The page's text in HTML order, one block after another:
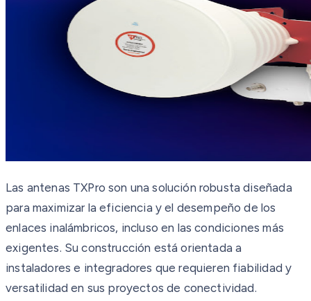
Las antenas TXPro son una solución robusta diseñada
para maximizar la eficiencia y el desempeño de los
enlaces inalámbricos, incluso en las condiciones más
exigentes. Su construcción está orientada a
instaladores e integradores que requieren fiabilidad y
versatilidad en sus proyectos de conectividad.